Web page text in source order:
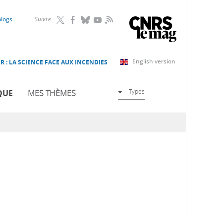
Suivre RSS
English version
: LA SCIENCE FACE AUX INCENDIES
MES THÈMES Types